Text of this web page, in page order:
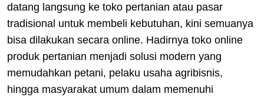
datang langsung ke toko pertanian atau pasar
tradisional untuk membeli kebutuhan, kini semuanya
bisa dilakukan secara online. Hadirnya toko online
produk pertanian menjadi solusi modern yang
memudahkan petani, pelaku usaha agribisnis,
hingga masyarakat umum dalam memenuhi